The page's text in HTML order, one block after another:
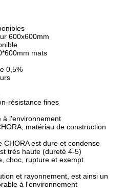
600x600mm
mats
0,5%
résistance fines
à l'environnement
matériau de construction
est dure et condense
très haute (dureté 4-5)
choc, rupture et exempt
et rayonnement, est ainsi un
à l'environnement